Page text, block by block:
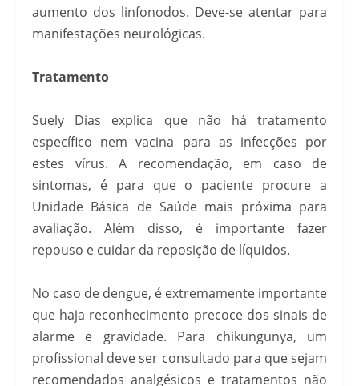
aumento dos linfonodos. Deve-se atentar para
manifestações neurológicas.
Tratamento
Suely Dias explica que não há tratamento
específico nem vacina para as infecções por
estes vírus. A recomendação, em caso de
sintomas, é para que o paciente procure a
Unidade Básica de Saúde mais próxima para
avaliação. Além disso, é importante fazer
repouso e cuidar da reposição de líquidos.
No caso de dengue, é extremamente importante
que haja reconhecimento precoce dos sinais de
alarme e gravidade. Para chikungunya, um
profissional deve ser consultado para que sejam
recomendados analgésicos e tratamentos não